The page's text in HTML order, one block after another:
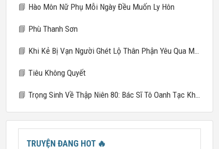
📘 Hào Môn Nữ Phụ Mỗi Ngày Đều Muốn Ly Hôn
📘 Phù Thanh Sơn
📘 Khi Kẻ Bị Vạn Người Ghét Lộ Thân Phận Yêu Qua Mạng
📘 Tiêu Không Quyết
📘 Trọng Sinh Về Thập Niên 80: Bác Sĩ Tô Oanh Tạc Khắp Nơi
TRUYỆN ĐANG HOT 🔥